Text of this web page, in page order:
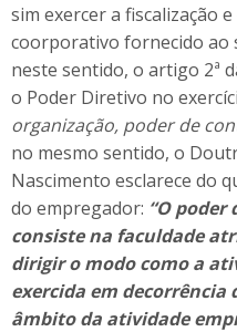
sim exercer a fiscalização
coorporativo fornecido ao
neste sentido, o artigo 2ª
o Poder Diretivo no
organização, poder de
no mesmo sentido, o
Nascimento esclarece do
do empregador: “O
consiste na faculdade
dirigir o modo como a
exercida em
âmbito da atividade